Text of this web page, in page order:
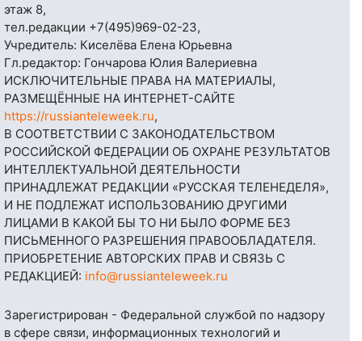
этаж 8,
тел.редакции +7(495)969-02-23,
Учредитель: Киселёва Елена Юрьевна
Гл.редактор: Гончарова Юлия Валериевна
ИСКЛЮЧИТЕЛЬНЫЕ ПРАВА НА МАТЕРИАЛЫ,
РАЗМЕЩЁННЫЕ НА ИНТЕРНЕТ-САЙТЕ
https://russianteleweek.ru,
В СООТВЕТСТВИИ С ЗАКОНОДАТЕЛЬСТВОМ
РОССИЙСКОЙ ФЕДЕРАЦИИ ОБ ОХРАНЕ РЕЗУЛЬТАТОВ
ИНТЕЛЛЕКТУАЛЬНОЙ ДЕЯТЕЛЬНОСТИ
ПРИНАДЛЕЖАТ РЕДАКЦИИ «РУССКАЯ ТЕЛЕНЕДЕЛЯ»,
И НЕ ПОДЛЕЖАТ ИСПОЛЬЗОВАНИЮ ДРУГИМИ
ЛИЦАМИ В КАКОЙ БЫ ТО НИ БЫЛО ФОРМЕ БЕЗ
ПИСЬМЕННОГО РАЗРЕШЕНИЯ ПРАВООБЛАДАТЕЛЯ.
ПРИОБРЕТЕНИЕ АВТОРСКИХ ПРАВ И СВЯЗЬ С
РЕДАКЦИЕЙ: info@russianteleweek.ru
Зарегистрирован - Федеральной службой по надзору
в сфере связи, информационных технологий и